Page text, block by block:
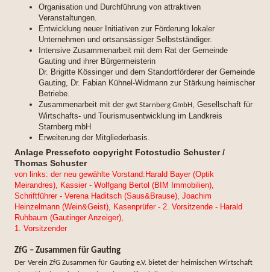
Organisation und Durchführung von attraktiven
Veranstaltungen.
Entwicklung neuer Initiativen zur Förderung lokaler
Unternehmen und ortsansässiger Selbstständiger.
Intensive Zusammenarbeit mit dem Rat der Gemeinde
Gauting und ihrer Bürgermeisterin
Dr. Brigitte Kössinger und dem Standortförderer der Gemeinde
Gauting, Dr. Fabian Kühnel-Widmann zur Stärkung heimischer
Betriebe.
Zusammenarbeit mit der gwt Starnberg GmbH , Gesellschaft für
Wirtschafts- und Tourismusentwicklung im Landkreis
Starnberg mbH
Erweiterung der Mitgliederbasis.
Anlage Pressefoto copyright Fotostudio Schuster /
Thomas Schuster
von links: der neu gewählte Vorstand:Harald Bayer (Optik
Meirandres), Kassier - Wolfgang Bertol (BIM Immobilien),
Schriftführer - Verena Haditsch (Saus&Brause), Joachim
Heinzelmann (Wein&Geist), Kasenprüfer - 2. Vorsitzende - Harald
Ruhbaum (Gautinger Anzeiger),
1. Vorsitzender
ZfG – Zusammen für Gauting
Der Verein ZfG Zusammen für Gauting e.V. bietet der heimischen Wirtschaft